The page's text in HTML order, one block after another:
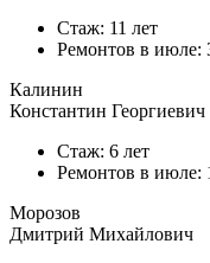
Стаж: 11 лет
Ремонтов в июле:
Калинин
Константин Георгиевич
Стаж: 6 лет
Ремонтов в июле:
Морозов
Дмитрий Михайлович